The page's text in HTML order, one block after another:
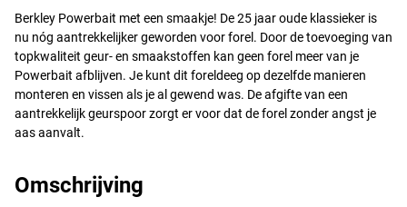
Berkley Powerbait met een smaakje! De 25 jaar oude klassieker is
nu nóg aantrekkelijker geworden voor forel. Door de toevoeging van
topkwaliteit geur- en smaakstoffen kan geen forel meer van je
Powerbait afblijven. Je kunt dit foreldeeg op dezelfde manieren
monteren en vissen als je al gewend was. De afgifte van een
aantrekkelijk geurspoor zorgt er voor dat de forel zonder angst je
aas aanvalt.
Omschrijving